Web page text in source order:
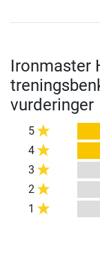
Ironmaster
vurderinger
5
4
3
2
1